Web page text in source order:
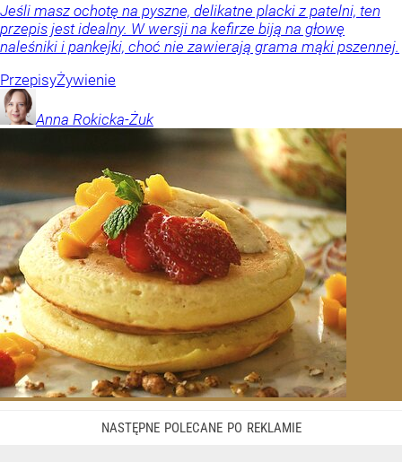
Jeśli masz ochotę na pyszne, delikatne placki z patelni, ten
przepis jest idealny. W wersji na kefirze biją na głowę
naleśniki i pankejki, choć nie zawierają grama mąki pszennej.
PrzepisyŻywienie
Anna Rokicka-Żuk